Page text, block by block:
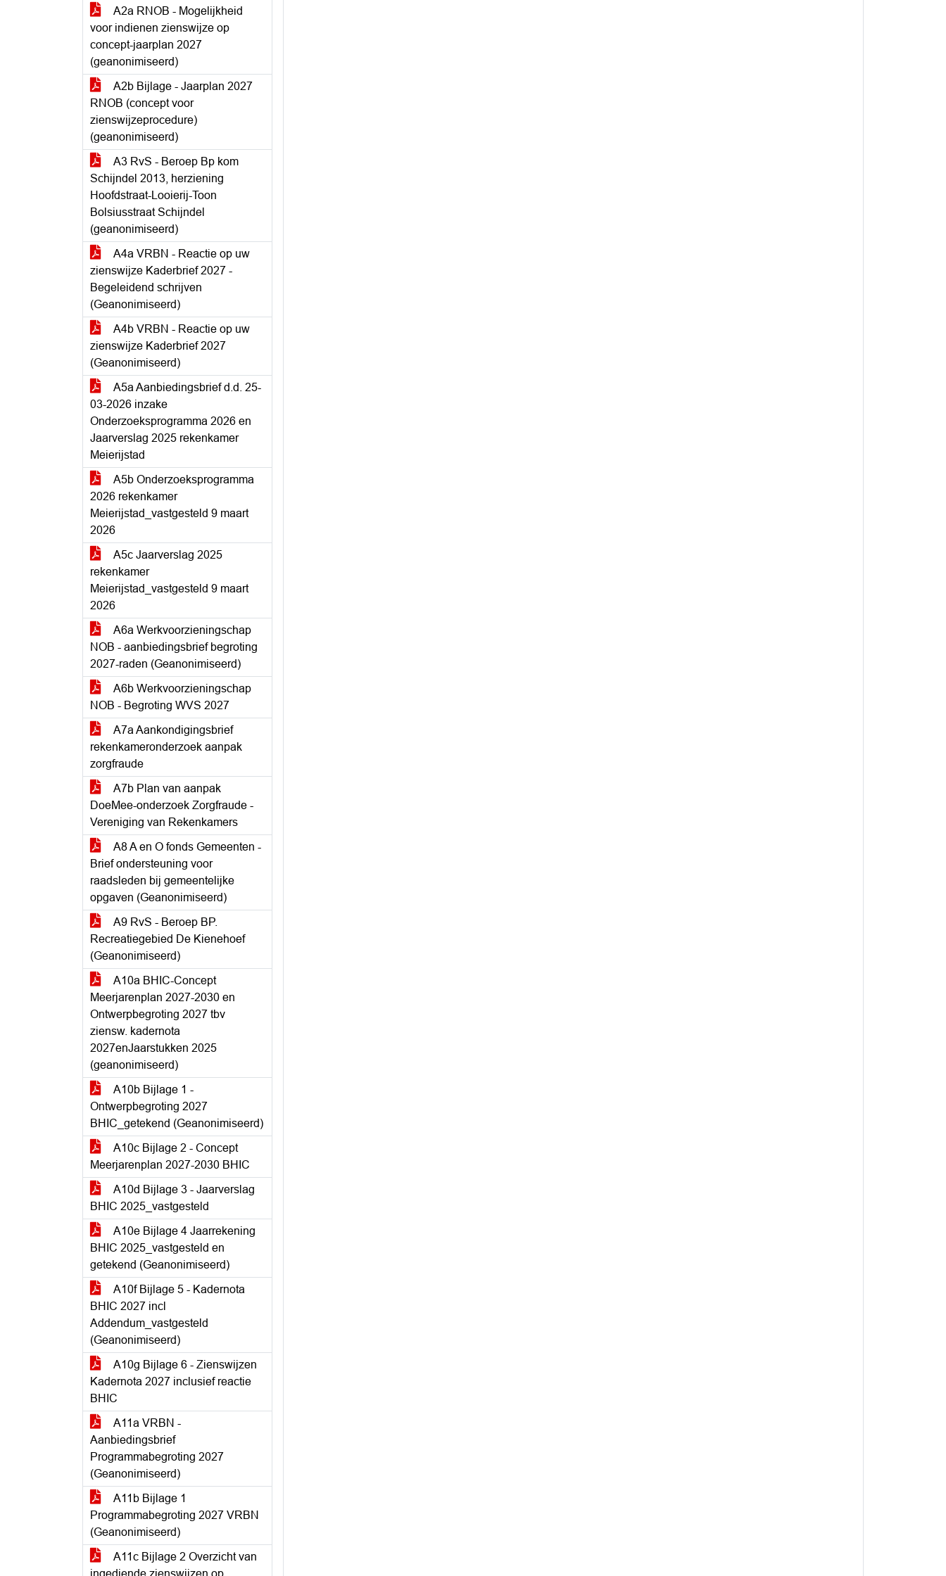
A2a RNOB - Mogelijkheid
voor indienen zienswijze op
concept-jaarplan 2027
(geanonimiseerd)
A2b Bijlage - Jaarplan 2027
RNOB (concept voor
zienswijzeprocedure)
(geanonimiseerd)
A3 RvS - Beroep Bp kom
Schijndel 2013, herziening
Hoofdstraat-Looierij-Toon
Bolsiusstraat Schijndel
(geanonimiseerd)
A4a VRBN - Reactie op uw
zienswijze Kaderbrief 2027 -
Begeleidend schrijven
(Geanonimiseerd)
A4b VRBN - Reactie op uw
zienswijze Kaderbrief 2027
(Geanonimiseerd)
A5a Aanbiedingsbrief d.d. 25-
03-2026 inzake
Onderzoeksprogramma 2026 en
Jaarverslag 2025 rekenkamer
Meierijstad
A5b Onderzoeksprogramma
2026 rekenkamer
Meierijstad_vastgesteld 9 maart
2026
A5c Jaarverslag 2025
rekenkamer
Meierijstad_vastgesteld 9 maart
2026
A6a Werkvoorzieningschap
NOB - aanbiedingsbrief begroting
2027-raden (Geanonimiseerd)
A6b Werkvoorzieningschap
NOB - Begroting WVS 2027
A7a Aankondigingsbrief
rekenkameronderzoek aanpak
zorgfraude
A7b Plan van aanpak
DoeMee-onderzoek Zorgfraude -
Vereniging van Rekenkamers
A8 A en O fonds Gemeenten -
Brief ondersteuning voor
raadsleden bij gemeentelijke
opgaven (Geanonimiseerd)
A9 RvS - Beroep BP.
Recreatiegebied De Kienehoef
(Geanonimiseerd)
A10a BHIC-Concept
Meerjarenplan 2027-2030 en
Ontwerpbegroting 2027 tbv
ziensw. kadernota
2027enJaarstukken 2025
(geanonimiseerd)
A10b Bijlage 1 -
Ontwerpbegroting 2027
BHIC_getekend (Geanonimiseerd)
A10c Bijlage 2 - Concept
Meerjarenplan 2027-2030 BHIC
A10d Bijlage 3 - Jaarverslag
BHIC 2025_vastgesteld
A10e Bijlage 4 Jaarrekening
BHIC 2025_vastgesteld en
getekend (Geanonimiseerd)
A10f Bijlage 5 - Kadernota
BHIC 2027 incl
Addendum_vastgesteld
(Geanonimiseerd)
A10g Bijlage 6 - Zienswijzen
Kadernota 2027 inclusief reactie
BHIC
A11a VRBN -
Aanbiedingsbrief
Programmabegroting 2027
(Geanonimiseerd)
A11b Bijlage 1
Programmabegroting 2027 VRBN
(Geanonimiseerd)
A11c Bijlage 2 Overzicht van
ingediende zienswijzen op